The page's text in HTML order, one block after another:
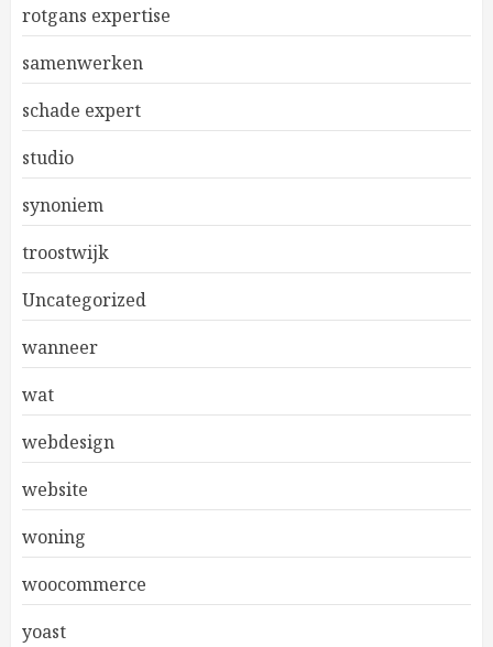
rotgans expertise
samenwerken
schade expert
studio
synoniem
troostwijk
Uncategorized
wanneer
wat
webdesign
website
woning
woocommerce
yoast